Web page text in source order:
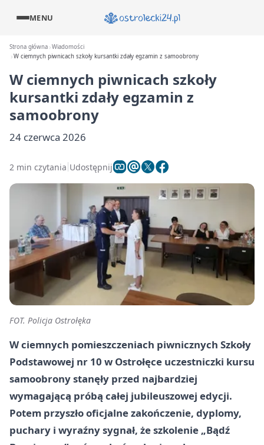
MENU
Strona główna Wiadomości
W ciemnych piwnicach szkoły kursantki zdały egzamin z samoobrony
W ciemnych piwnicach szkoły
kursantki zdały egzamin z
samoobrony
24 czerwca 2026
2 min czytania Udostępnij
FOT. Policja Ostrołęka
W ciemnych pomieszczeniach piwnicznych Szkoły
Podstawowej nr 10 w Ostrołęce uczestniczki kursu
samoobrony stanęły przed najbardziej
wymagającą próbą całej jubileuszowej edycji.
Potem przyszło oficjalne zakończenie, dyplomy,
puchary i wyraźny sygnał, że szkolenie „Bądź